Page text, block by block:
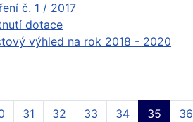
č. 1 / 2017
dotace
výhled na rok 2018 - 2020
31 32 33 34 35 36